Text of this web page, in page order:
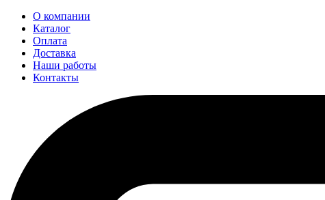
О компании
Каталог
Оплата
Доставка
Наши работы
Контакты